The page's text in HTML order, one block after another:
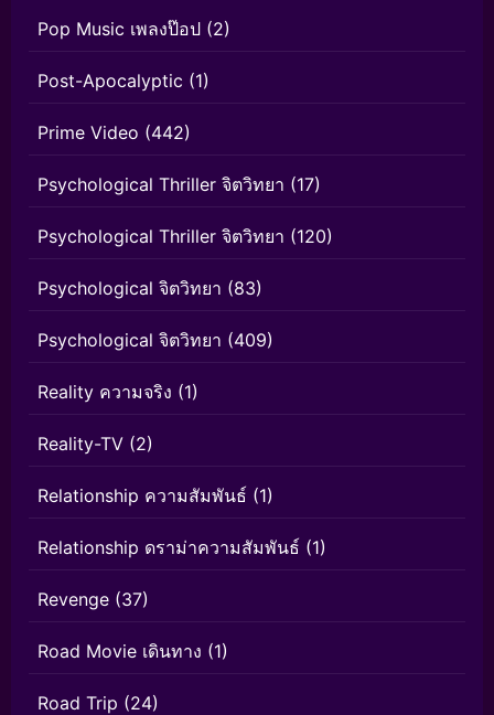
Pop Music เพลงป๊อป (2)
Post-Apocalyptic (1)
Prime Video (442)
Psychological Thriller จิตวิทยา (17)
Psychological Thriller จิตวิทยา (120)
Psychological จิตวิทยา (83)
Psychological จิตวิทยา (409)
Reality ความจริง (1)
Reality-TV (2)
Relationship ความสัมพันธ์ (1)
Relationship ดราม่าความสัมพันธ์ (1)
Revenge (37)
Road Movie เดินทาง (1)
Road Trip (24)